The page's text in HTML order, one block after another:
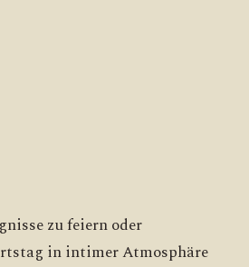
zu feiern oder
in intimer Atmosphäre